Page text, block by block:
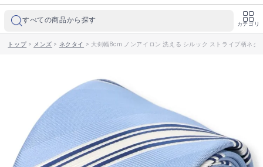
すべての商品から探す カテゴリ
トップ> メンズ > ネクタイ > 大剣幅8cm ノンアイロン 洗える シルック ストライプ柄ネク